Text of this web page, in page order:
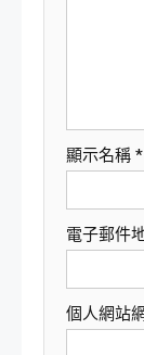
顯示名稱 *
電子郵件
個人網站